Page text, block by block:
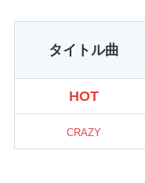
タイトル曲
HOT
CRAZY